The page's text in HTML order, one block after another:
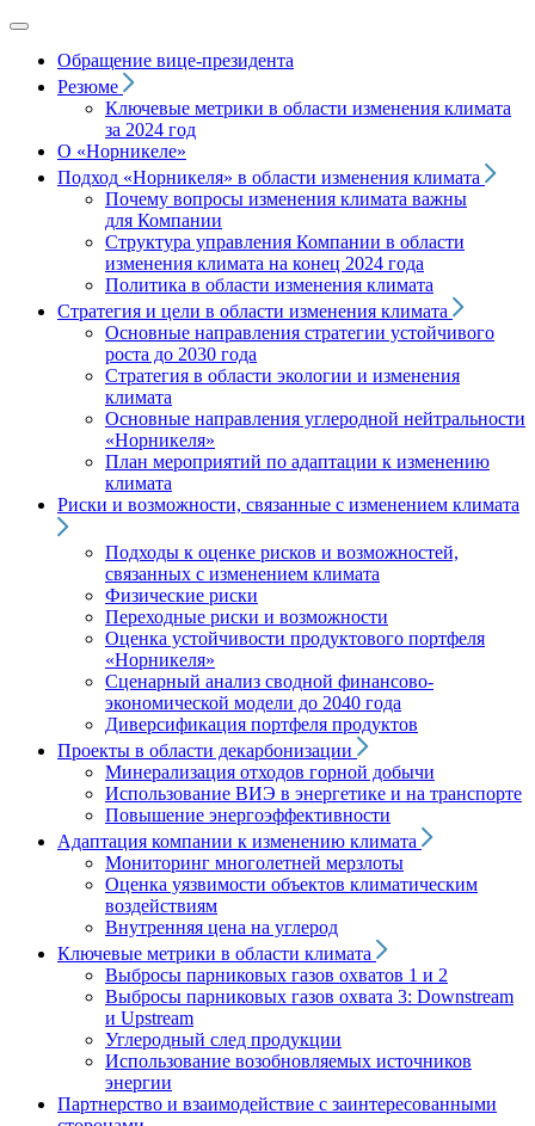
Обращение вице‑президента
Резюме
Ключевые метрики в области изменения климата
за 2024 год
О «Норникеле»
Подход «Норникеля» в области изменения климата
Почему вопросы изменения климата важны
для Компании
Структура управления Компании в области
изменения климата на конец 2024 года
Политика в области изменения климата
Стратегия и цели в области изменения климата
Основные направления стратегии устойчивого
роста до 2030 года
Стратегия в области экологии и изменения
климата
Основные направления углеродной нейтральности
«Норникеля»
План мероприятий по адаптации к изменению
климата
Риски и возможности, связанные с изменением климата
Подходы к оценке рисков и возможностей,
связанных с изменением климата
Физические риски
Переходные риски и возможности
Оценка устойчивости продуктового портфеля
«Норникеля»
Сценарный анализ сводной финансово-
экономической модели до 2040 года
Диверсификация портфеля продуктов
Проекты в области декарбонизации
Минерализация отходов горной добычи
Использование ВИЭ в энергетике и на транспорте
Повышение энергоэффективности
Адаптация компании к изменению климата
Мониторинг многолетней мерзлоты
Оценка уязвимости объектов климатическим
воздействиям
Внутренняя цена на углерод
Ключевые метрики в области климата
Выбросы парниковых газов охватов 1 и 2
Выбросы парниковых газов охвата 3: Downstream
и Upstream
Углеродный след продукции
Использование возобновляемых источников
энергии
Партнерство и взаимодействие с заинтересованными